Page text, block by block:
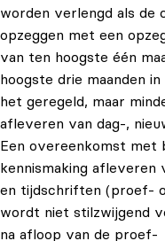
worden verlengd als de
opzeggen met een
van ten hoogste één
hoogste drie maanden
het geregeld, maar
afleveren van dag-,
Een overeenkomst
kennismaking afleveren
en tijdschriften (proef-
wordt niet stilzwijgend
na afloop van de proef-